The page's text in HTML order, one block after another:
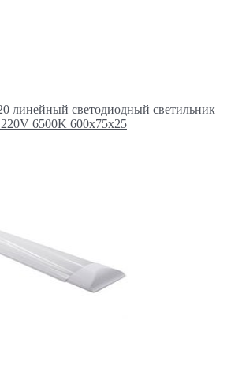
линейный светодиодный светильник
6500K 600x75x25